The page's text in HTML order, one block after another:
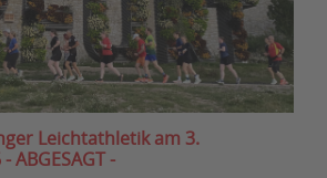
Leichtathletik am 3.
ABGESAGT -